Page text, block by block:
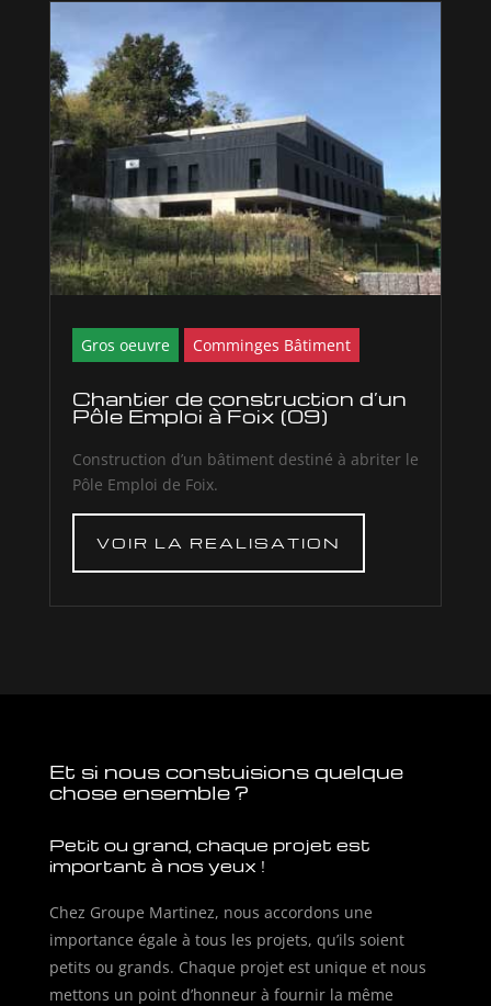
Gros oeuvre Comminges Bâtiment
Chantier de construction d’un
Pôle Emploi à Foix (09)
Construction d’un bâtiment destiné à abriter le
Pôle Emploi de Foix.
VOIR LA REALISATION
Et si nous constuisions quelque
chose ensemble ?
Petit ou grand, chaque projet est
important à nos yeux !
Chez Groupe Martinez, nous accordons une
importance égale à tous les projets, qu’ils soient
petits ou grands. Chaque projet est unique et nous
mettons un point d’honneur à fournir la même